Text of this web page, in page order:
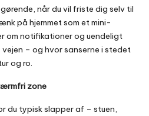
når du vil friste dig selv til
på hjemmet som et mini-
om notifikationer og uendeligt
– og hvor sanserne i stedet
og ro.
zone
du typisk slapper af – stuen,